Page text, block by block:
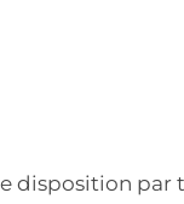
disposition par